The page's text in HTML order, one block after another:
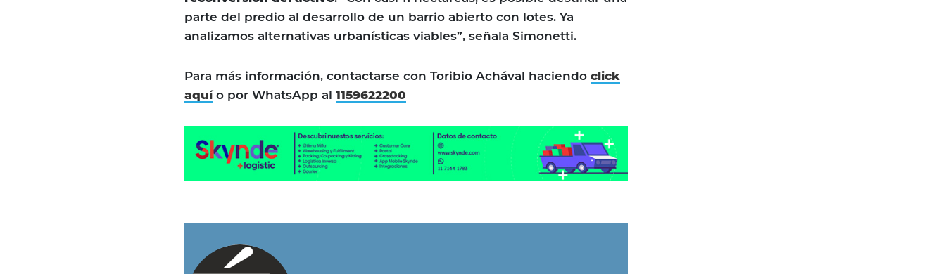
parte del predio al desarrollo de un barrio abierto con lotes. Ya
analizamos alternativas urbanísticas viables”, señala Simonetti.
Para más información, contactarse con Toribio Achával haciendo click
aquío por WhatsApp al 1159622200